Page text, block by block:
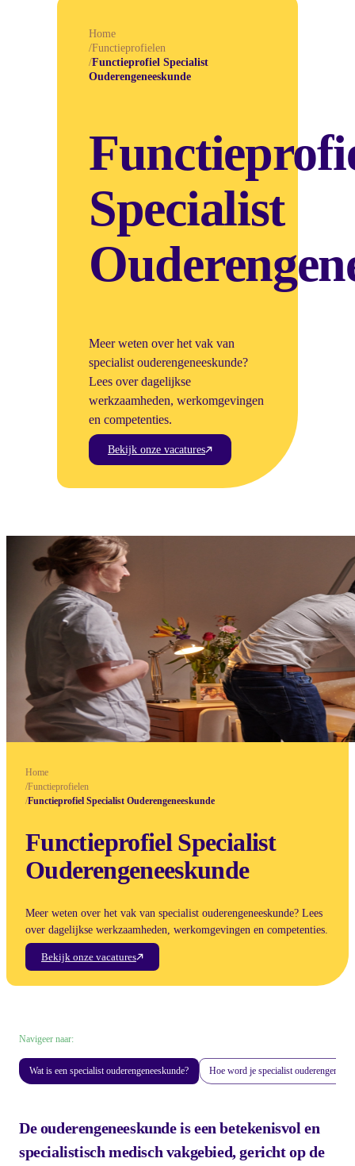
Home
/Functieprofielen
/Functieprofiel Specialist
Ouderengeneeskunde
Specialist
Meer weten over het vak van
specialist ouderengeneeskunde?
Lees over dagelijkse
werkzaamheden, werkomgevingen
en competenties.
Bekijk onze vacatures
Home
/Functieprofielen
/Functieprofiel Specialist Ouderengeneeskunde
Functieprofiel Specialist
Ouderengeneeskunde
Meer weten over het vak van specialist ouderengeneeskunde? Lees
over dagelijkse werkzaamheden, werkomgevingen en competenties.
Bekijk onze vacatures
Navigeer naar:
Wat is een specialist ouderengeneeskunde? Hoe word je specialist
De ouderengeneeskunde is een betekenisvol en
specialistisch medisch vakgebied, gericht op de